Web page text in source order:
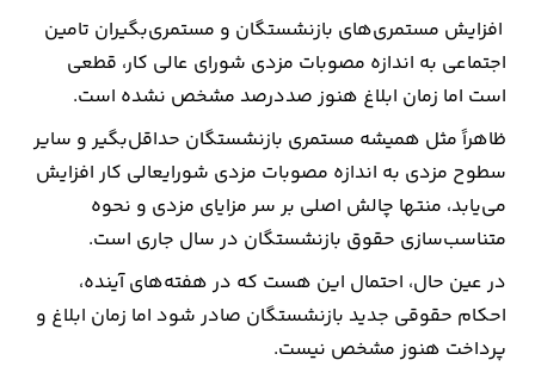
راه
و
مسکن
اقتصاد
ایران
ارتباطات
خودرو
افزایش مستمری‌های بازنشستگان و مستمری‌بگیران تامین
اجتماعی به اندازه مصوبات مزدی شورای عالی کار، قطعی‌
است اما زمان ابلاغ هنوز صددرصد مشخص نشده است.
ظاهراً مثل همیشه مستمری بازنشستگان حداقل‌بگیر و سایر
سطوح مزدی به اندازه مصوبات مزدی شورایعالی کار افزایش
می‌یابد، منتها چالش اصلی بر سر مزایای مزدی و نحوه
متناسب‌سازی حقوق بازنشستگان در سال جاری‌ است.
در عین حال، احتمال این هست که در هفته‌های آینده،
احکام حقوقی جدید بازنشستگان صادر شود اما زمان ابلاغ و
پرداخت هنوز مشخص نیست.